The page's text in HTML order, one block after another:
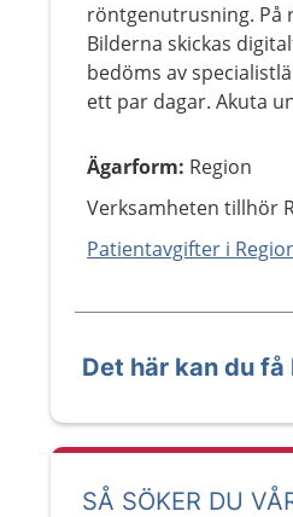
röntgenutrusning. På
Bilderna skickas
bedöms av
ett par dagar. Akuta
Ägarform: Region
Verksamheten tillhör
Patientavgifter i
Det här kan du få
SÅ SÖKER DU